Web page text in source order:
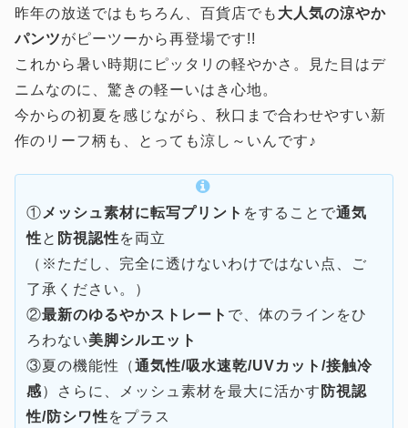
昨年の放送ではもちろん、百貨店でも 大人気の涼やか
パンツがピーツーから再登場です!!
これから暑い時期にピッタリの軽やかさ。見た目はデ
ニムなのに、驚きの軽ーいはき心地。
今からの初夏を感じながら、秋口まで合わせやすい新
作のリーフ柄も、とっても涼し～いんです♪
① メッシュ素材に転写プリント をすることで通気
性と 防視認性を両立
（※ただし、完全に透けないわけではない点、ご
了承ください。）
②最新のゆるやかストレート で、体のラインをひ
ろわない美脚シルエット
③夏の機能性（通気性/吸水速乾/UVカット/接触冷
感）さらに、メッシュ素材を最大に活かす 防視認
性/防シワ性をプラス